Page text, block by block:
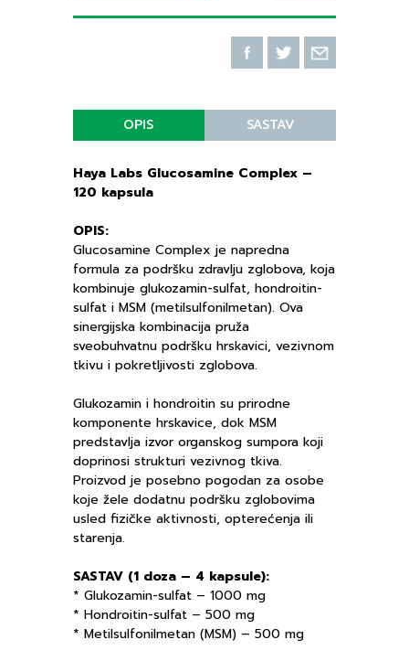
OPIS SASTAV
Haya Labs Glucosamine Complex –
120 kapsula
OPIS:
Glucosamine Complex je napredna
formula za podršku zdravlju zglobova, koja
kombinuje glukozamin-sulfat, hondroitin-
sulfat i MSM (metilsulfonilmetan). Ova
sinergijska kombinacija pruža
sveobuhvatnu podršku hrskavici, vezivnom
tkivu i pokretljivosti zglobova.
Glukozamin i hondroitin su prirodne
komponente hrskavice, dok MSM
predstavlja izvor organskog sumpora koji
doprinosi strukturi vezivnog tkiva.
Proizvod je posebno pogodan za osobe
koje žele dodatnu podršku zglobovima
usled fizičke aktivnosti, opterećenja ili
starenja.
SASTAV (1 doza – 4 kapsule):
* Glukozamin-sulfat – 1000 mg
* Hondroitin-sulfat – 500 mg
* Metilsulfonilmetan (MSM) – 500 mg